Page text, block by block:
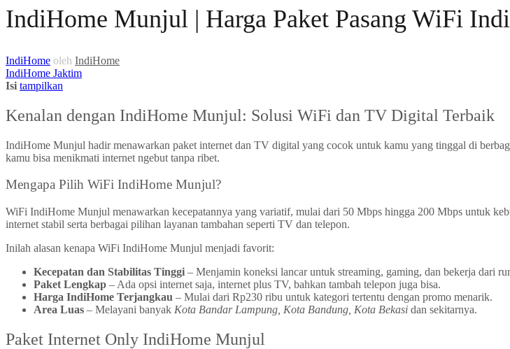
IndiHome Munjul | Harga Paket Pasang WiFi
IndiHome oleh IndiHome
IndiHome Jaktim
Isi tampilkan
Kenalan dengan IndiHome Munjul: Solusi WiFi dan TV Digital Terbaik
IndiHome Munjul hadir menawarkan paket internet dan TV digital yang cocok untuk kamu yang tinggal di
kamu bisa menikmati internet ngebut tanpa ribet.
Mengapa Pilih WiFi IndiHome Munjul?
WiFi IndiHome Munjul menawarkan kecepatannya yang variatif, mulai dari 50 Mbps hingga 200 Mbps untuk
internet stabil serta berbagai pilihan layanan tambahan seperti TV dan telepon.
Inilah alasan kenapa WiFi IndiHome Munjul menjadi favorit:
Kecepatan dan Stabilitas Tinggi – Menjamin koneksi lancar untuk streaming, gaming, dan bekerja dari
Paket Lengkap – Ada opsi internet saja, internet plus TV, bahkan tambah telepon juga bisa.
Harga IndiHome Terjangkau – Mulai dari Rp230 ribu untuk kategori tertentu dengan promo menarik.
Area Luas – Melayani banyak Kota Bandar Lampung, Kota Bandung, Kota Bekasi dan sekitarnya.
Paket Internet Only IndiHome Munjul